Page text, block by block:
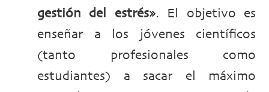
gestión del estrés». El objetivo es
enseñar a los jóvenes científicos
(tanto profesionales como
estudiantes) a sacar el máximo